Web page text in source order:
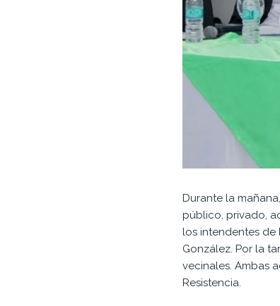
Durante la
público, privado,
los intendentes de
González. Por la
vecinales. Ambas
Resistencia.